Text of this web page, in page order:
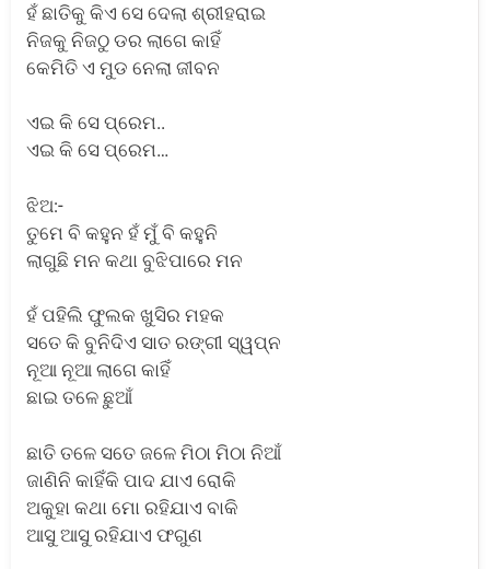
ହଁ ଛାତିକୁ କିଏ ସେ ଦେଲା ଶ୍ରୀହରାଇ
ନିଜକୁ ନିଜଠୁ ଡର ଲାଗେ କାହିଁ
କେମିତି ଏ ମୁଡ ନେଲା ଜୀବନ
ଏଇ କି ସେ ପ୍ରେମ..
ଏଇ କି ସେ ପ୍ରେମ…
ଝିଅ:-
ତୁମେ ବି କହୁନ ହଁ ମୁଁ ବି କହୁନି
ଲାଗୁଛି ମନ କଥା ବୁଝିପାରେ ମନ
ହଁ ପହିଲି ଫୁଲକ ଖୁସିର ମହକ
ସତେ କି ବୁନିଦିଏ ସାତ ରଙ୍ଗୀ ସ୍ୱପ୍ନ
ନୂଆ ନୂଆ ଲାଗେ କାହିଁ
ଛାଇ ତଳେ ଛୁଆଁ
ଛାତି ତଳେ ସତେ ଜଳେ ମିଠା ମିଠା ନିଆଁ
ଜାଣିନି କାହିଁକି ପାଦ ଯାଏ ରୋକି
ଅକୁହା କଥା ମୋ ରହିଯାଏ ବାକି
ଆସୁ ଆସୁ ରହିଯାଏ ଫଗୁଣ